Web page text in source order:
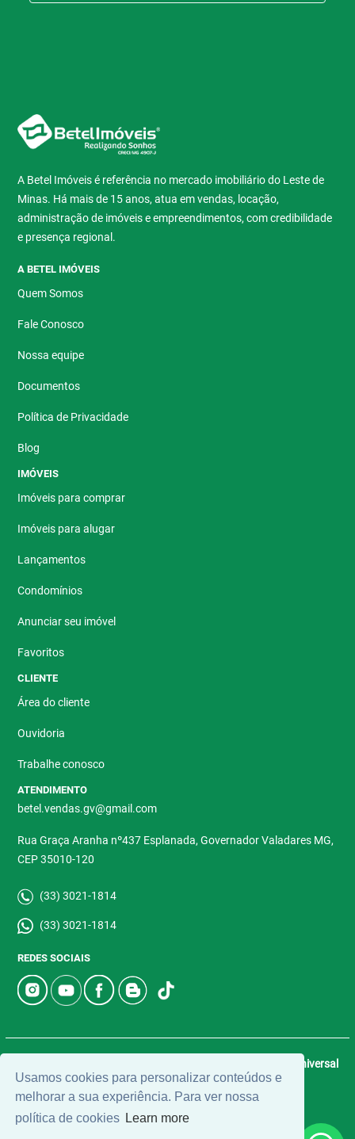
Usamos cookies para personalizar conteúdos e
melhorar a sua experiência. Para ver nossa
política de cookies Learn more
A Betel Imóveis é referência no mercado imobiliário do Leste de
Minas. Há mais de 15 anos, atua em vendas, locação,
administração de imóveis e empreendimentos, com credibilidade
e presença regional.
A BETEL IMÓVEIS
Quem Somos
Fale Conosco
Nossa equipe
Documentos
Política de Privacidade
Blog
IMÓVEIS
Imóveis para comprar
Imóveis para alugar
Lançamentos
Condomínios
Anunciar seu imóvel
Favoritos
CLIENTE
Área do cliente
Ouvidoria
Trabalhe conosco
ATENDIMENTO
betel.vendas.gv@gmail.com
Rua Graça Aranha nº437 Esplanada, Governador Valadares MG,
CEP 35010-120
(33) 3021-1814
(33) 3021-1814
REDES SOCIAIS
Universal
Software.